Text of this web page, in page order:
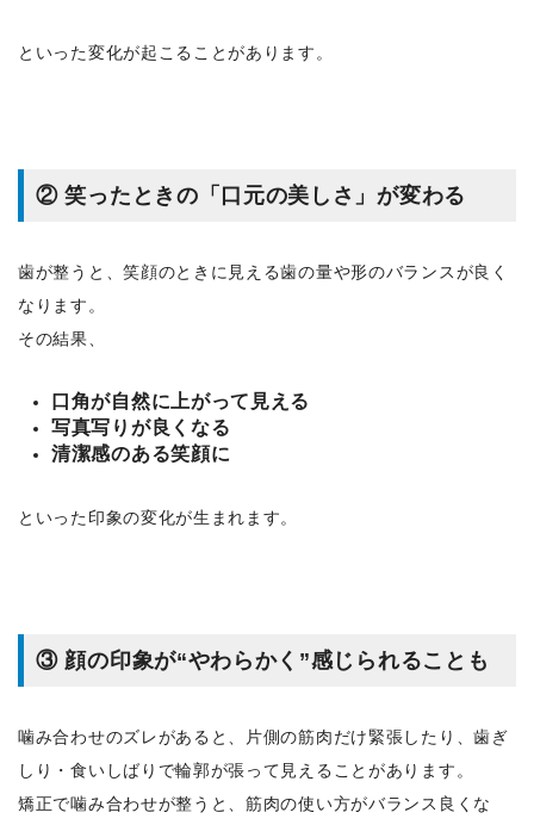
といった変化が起こることがあります。
② 笑ったときの「口元の美しさ」が変わる
歯が整うと、笑顔のときに見える歯の量や形のバランスが良く
なります。
その結果、
口角が自然に上がって見える
写真写りが良くなる
清潔感のある笑顔に
といった印象の変化が生まれます。
③ 顔の印象が“やわらかく”感じられることも
噛み合わせのズレがあると、片側の筋肉だけ緊張したり、歯ぎ
しり・食いしばりで輪郭が張って見えることがあります。
矯正で噛み合わせが整うと、筋肉の使い方がバランス良くな